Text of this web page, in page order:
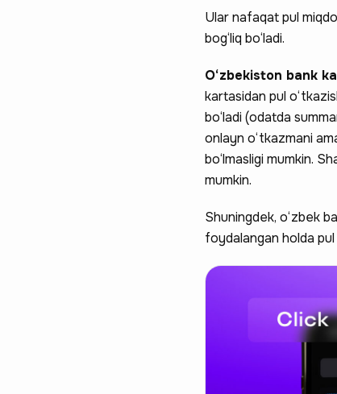
Ular nafaqat pul
bog‘liq bo‘ladi.
O‘zbekiston bank
kartasidan pul
bo‘ladi (odatda
onlayn o‘tkazmani
bo‘lmasligi mumkin.
mumkin.
Shuningdek, o‘zbek
foydalangan holda pul